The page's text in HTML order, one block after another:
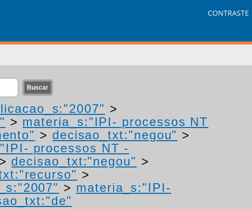
CONTRASTE
>
> materia_s:"IPI- processos NT
> decisao_txt:"negou" >
processos NT -
> decisao_txt:"negou" >
>
> materia_s:"IPI-